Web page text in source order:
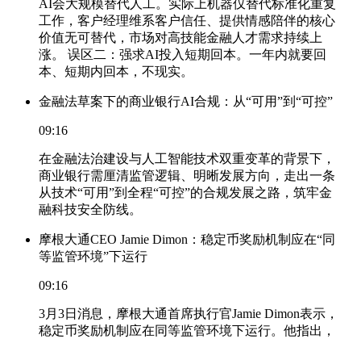
AI会大规模替代人工。实际上机器仅替代标准化重复
工作，客户经理维系客户信任、提供情感陪伴的核心
价值无可替代，市场对高技能金融人才需求持续上
涨。 误区二：强求AI投入短期回本。一年内就要回
本、短期内回本，不现实。
金融法草案下的商业银行AI合规：从“可用”到“可控”
09:16
在金融法治建设与人工智能技术双重变革的背景下，
商业银行需厘清监管逻辑、明晰发展方向，走出一条
从技术“可用”到全程“可控”的合规发展之路，筑牢金
融科技安全防线。
摩根大通CEO Jamie Dimon：稳定币奖励机制应在“同
等监管环境”下运行
09:16
3月3日消息，摩根大通首席执行官Jamie Dimon表示，
稳定币奖励机制应在同等监管环境下运行。他指出，